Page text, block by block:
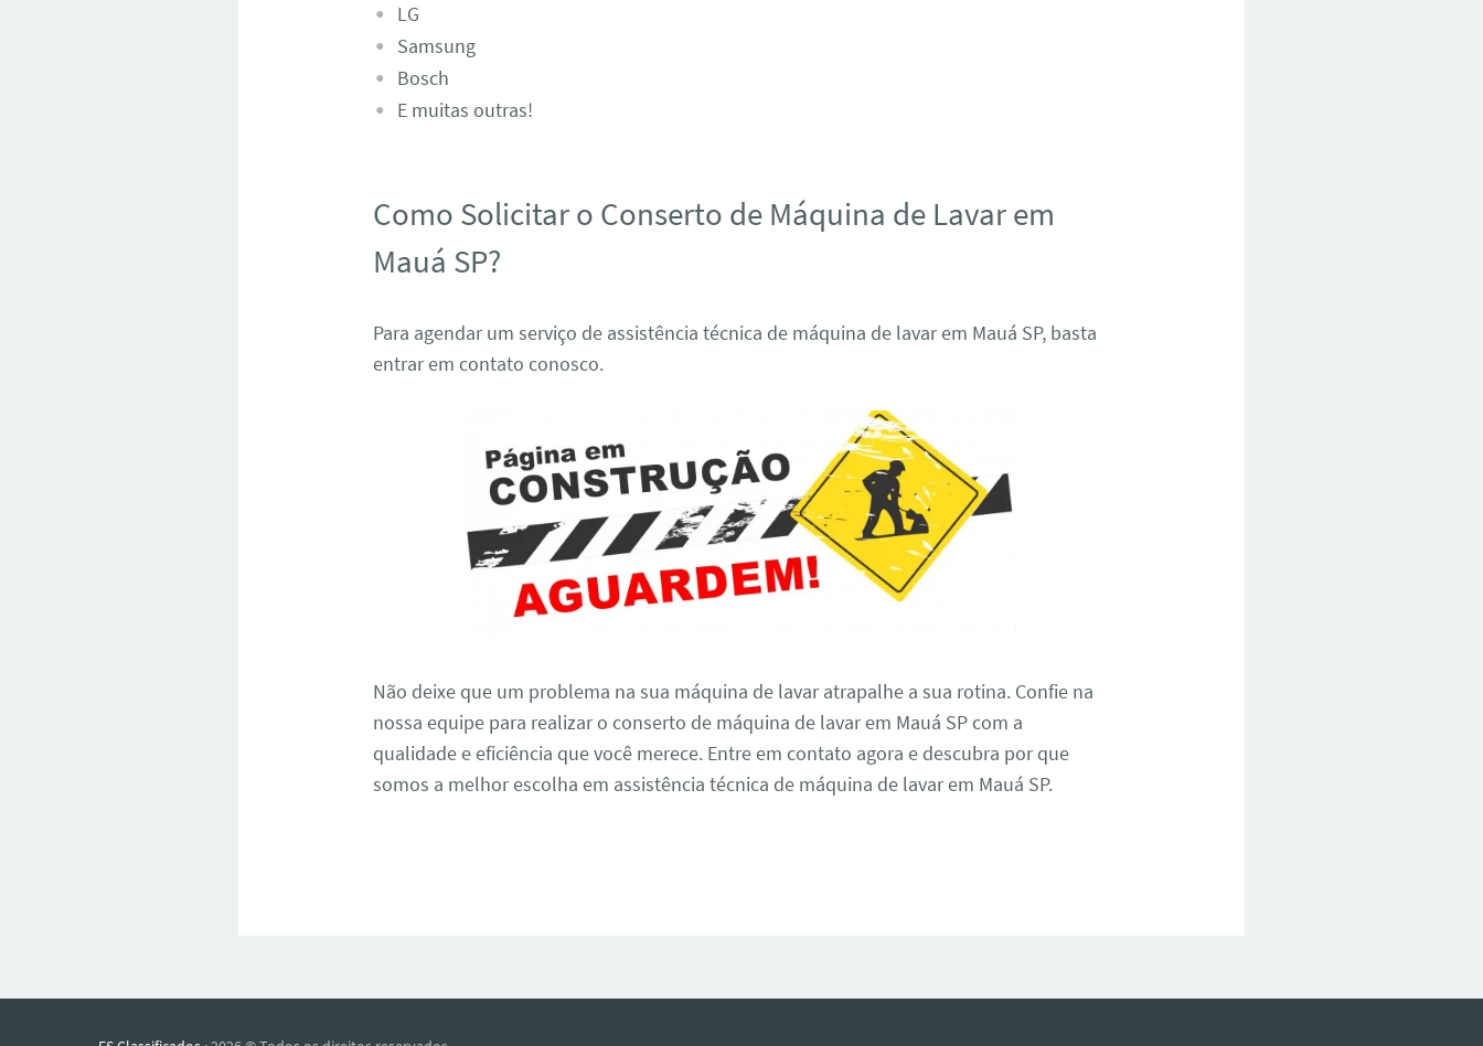
LG
Samsung
Bosch
E muitas outras!
Como Solicitar o Conserto de Máquina de Lavar em
Mauá SP?
Para agendar um serviço de assistência técnica de máquina de lavar em Mauá SP, basta
entrar em contato conosco.
Não deixe que um problema na sua máquina de lavar atrapalhe a sua rotina. Confie na
nossa equipe para realizar o conserto de máquina de lavar em Mauá SP com a
qualidade e eficiência que você merece. Entre em contato agora e descubra por que
somos a melhor escolha em assistência técnica de máquina de lavar em Mauá SP.